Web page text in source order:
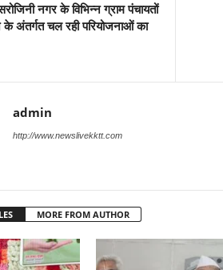
नगर के विभिन्न ग्राम पंचायतों
अंतर्गत चल रही परियोजनाओं का
admin
http://www.newslivekktt.com
MORE FROM AUTHOR